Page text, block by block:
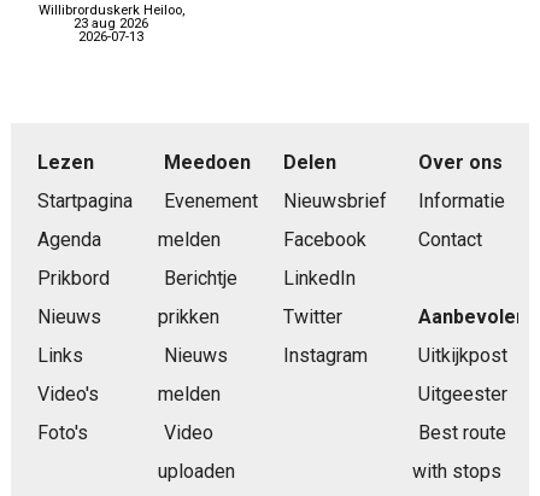
Willibrorduskerk Heiloo,
23 aug 2026
2026-07-13
Lezen
Startpagina
Agenda
Prikbord
Nieuws
Links
Video's
Foto's
Meedoen
Evenement
melden
Berichtje
prikken
Nieuws
melden
Video
uploaden
Delen
Nieuwsbrief
Facebook
LinkedIn
Twitter
Instagram
Over ons
Informatie
Contact
Aanbevolen
Uitkijkpost
Uitgeester
Best route
with stops